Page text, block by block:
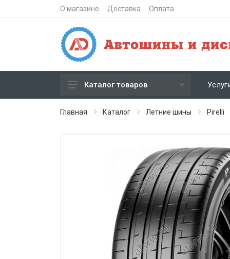
О магазине Доставка Оплата
Зимние шипованные шины
Штампованные диски
Кованые диски
Каталог товаров
Главная Каталог Летние шины Pirelli